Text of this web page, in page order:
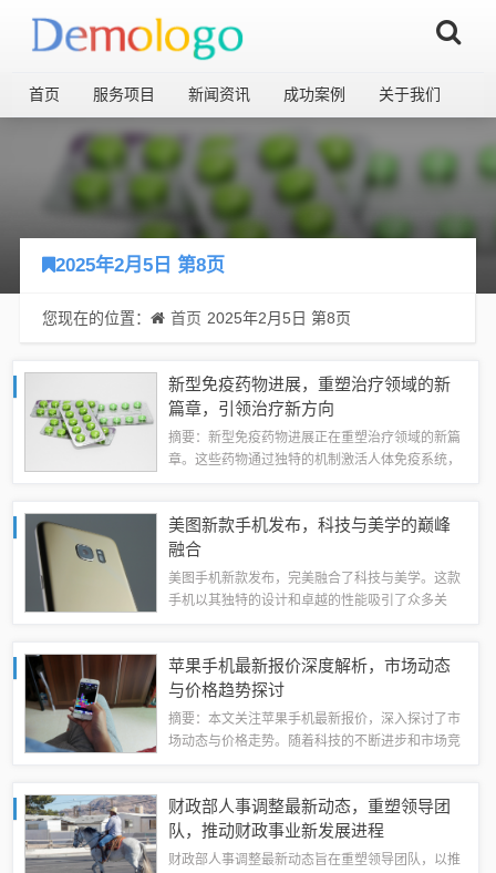
首页 服务项目 新闻资讯 成功案例 关于我们
2025年2月5日 第8页
您现在的位置： 首页 2025年2月5日 第8页
新型免疫药物进展，重塑治疗领域的新
篇章，引领治疗新方向
摘要：新型免疫药物进展正在重塑治疗领域的新篇
章。这些药物通过独特的机制激活人体免疫系统，
望。目前，科研人员正在不断深入研究，以进一...
美图新款手机发布，科技与美学的巅峰
融合
美图手机新款发布，完美融合了科技与美学。这款
手机以其独特的设计和卓越的性能吸引了众多关
的表现。其精致的外观设计和用户友好的界面，...
苹果手机最新报价深度解析，市场动态
与价格趋势探讨
摘要：本文关注苹果手机最新报价，深入探讨了市
场动态与价格走势。随着科技的不断进步和市场竞
分析市场动态和价格趋势，以帮助消费者做出...
财政部人事调整最新动态，重塑领导团
队，推动财政事业新发展进程
财政部人事调整最新动态旨在重塑领导团队，以推